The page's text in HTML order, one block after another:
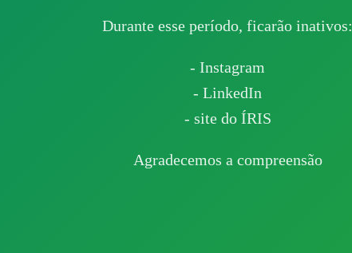
Durante esse período, ficarão inativos:
- Instagram
- LinkedIn
- site do ÍRIS
Agradecemos a compreensão